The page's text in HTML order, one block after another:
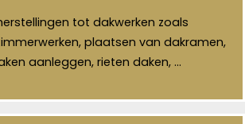
tot dakwerken zoals
plaatsen van dakramen,
aanleggen, rieten daken, …